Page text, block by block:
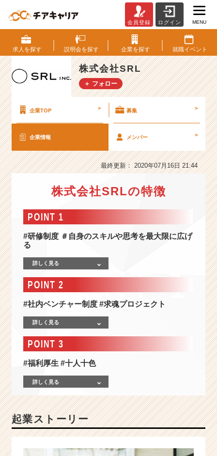
式
会
社
S
R
L
の
最
良
を
る
い
勢
を
同
じ
会員登録 ログイン MENU
求人を探す 説明会を探す 企業を探す 就職イベント
株式会社SRL
＋ フォロー
企業TOP > 募集 >
企業情報 メンバー >
最終更新： 2020年07月16日 21:44
株式会社SRLの特徴
POINT 1
#研修制度 ＃自身のスキルや思考を最大限に広げ
る
詳しく見る
POINT 2
#社内ベンチャー制度 #求魂プロジェクト
詳しく見る
POINT 3
#福利厚生 #十人十色
詳しく見る
起業ストーリー